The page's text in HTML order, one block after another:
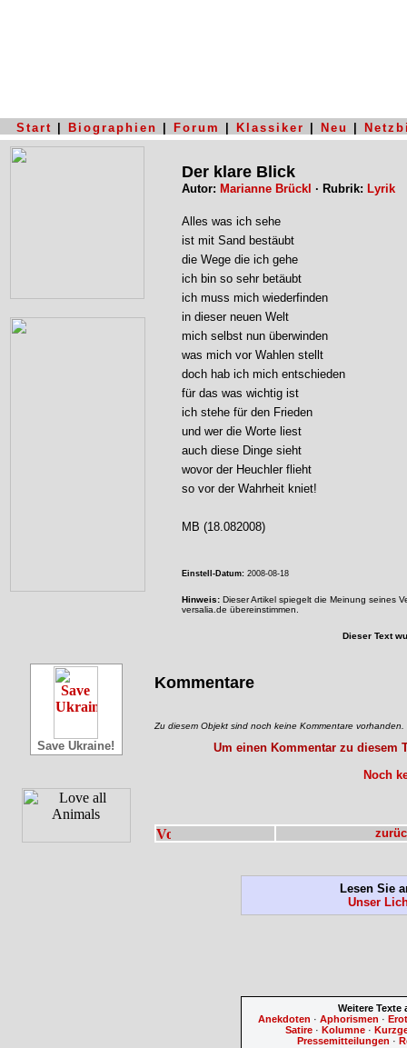
Start Biographien Forum Klassiker Neu
Save Ukraine!
Der klare Blick
Autor: Marianne Brückl · Rubrik: Lyrik
Alles was ich sehe
ist mit Sand bestäubt
die Wege die ich gehe
ich bin so sehr betäubt
ich muss mich wiederfinden
in dieser neuen Welt
mich selbst nun überwinden
was mich vor Wahlen stellt
doch hab ich mich entschieden
für das was wichtig ist
ich stehe für den Frieden
und wer die Worte liest
auch diese Dinge sieht
wovor der Heuchler flieht
so vor der Wahrheit kniet!
MB (18.082008)
Einstell-Datum: 2008-08-18
Hinweis: Dieser Artikel spiegelt die Meinung seines
versalia.de übereinstimmen.
Dieser Text
Kommentare
Zu diesem Objekt sind noch keine Kommentare vorhanden.
Um einen Kommentar zu diesem
Noch
Lesen Sie
Unser
Weitere
Anekdoten ·Aphorismen ·
Satire ·Kolumne ·
Pressemitteilungen ·